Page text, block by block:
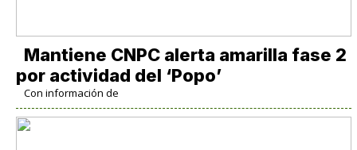
Mantiene CNPC alerta amarilla fase 2
por actividad del ‘Popo’
Con información de